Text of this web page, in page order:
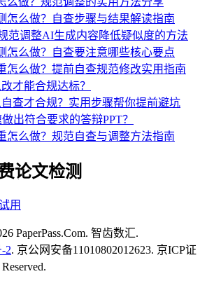
怎么做？自查步骤与结果解读指南
范调整AI生成内容降低疑似度的方法
怎么做？自查要注意哪些核心要点
怎么做？提前自查规范修改实用指南
才能合规达标？
查才合规？实用步骤帮你提前避坑
出符合要求的答辩PPT？
怎么做？规范自查与调整方法指南
论文检测
用
PaperPass.Com. 智齿数汇.
-2. 京公网安备11010802012623. 京ICP证